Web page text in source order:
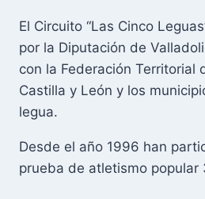
El Circuito “Las Cinco
por la Diputación de
con la Federación Territorial
Castilla y León y los
legua.
Desde el año 1996 han
prueba de atletismo